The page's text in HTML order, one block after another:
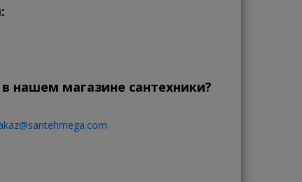
нашем магазине сантехники?